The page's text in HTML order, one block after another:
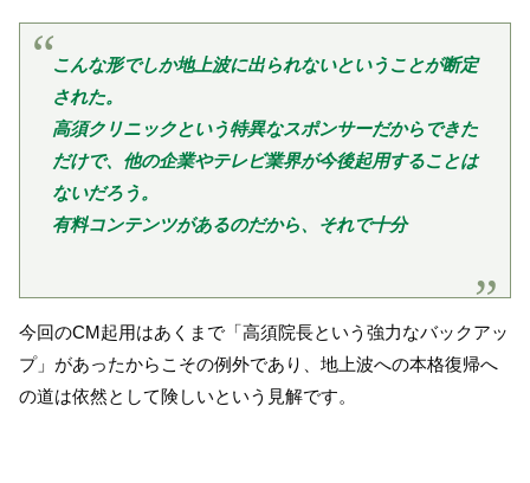
こんな形でしか地上波に出られないということが断定
された。
高須クリニックという特異なスポンサーだからできた
だけで、他の企業やテレビ業界が今後起用することは
ないだろう。
有料コンテンツがあるのだから、それで十分
今回のCM起用はあくまで「高須院長という強力なバックアッ
プ」があったからこその例外であり、地上波への本格復帰へ
の道は依然として険しいという見解です。